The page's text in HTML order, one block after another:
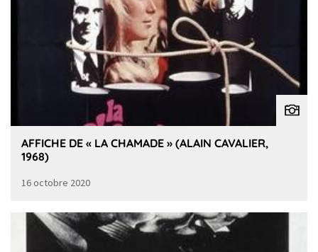
AFFICHE DE « LA CHAMADE » (ALAIN CAVALIER,
1968)
16 octobre 2020